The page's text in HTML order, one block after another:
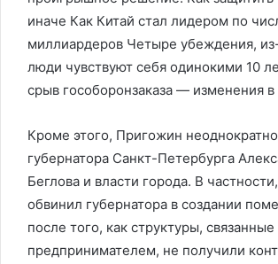
иначе Как Китай стал лидером по
миллиардеров Четыре убеждения,
люди чувствуют себя одинокими 10
срыв гособоронзаказа — изменения
Кроме этого, Пригожин
губернатора Санкт-Петербурга
Беглова и власти города. В
обвинил губернатора в создании
после того, как структуры, связанные
предпринимателем, не получили